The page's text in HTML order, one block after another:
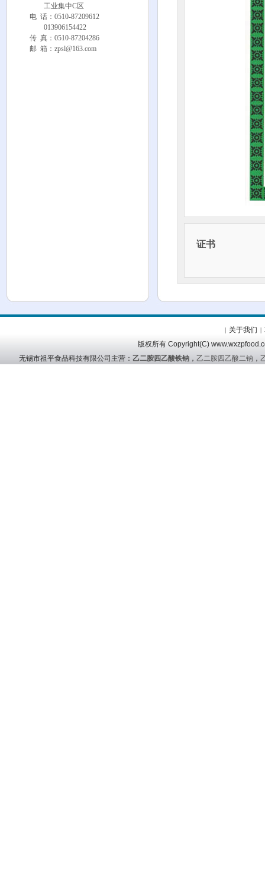
工业集中C区
电 话：0510-87209612
013906154422
传 真：0510-87204286
邮 箱：zpsl@163.com
证书
版权所有 Copyright(C)
无锡市祖平食品科技有限公司主营： 乙二胺四乙酸铁钠， 乙二胺四乙酸二钠，
| 关于我们 |